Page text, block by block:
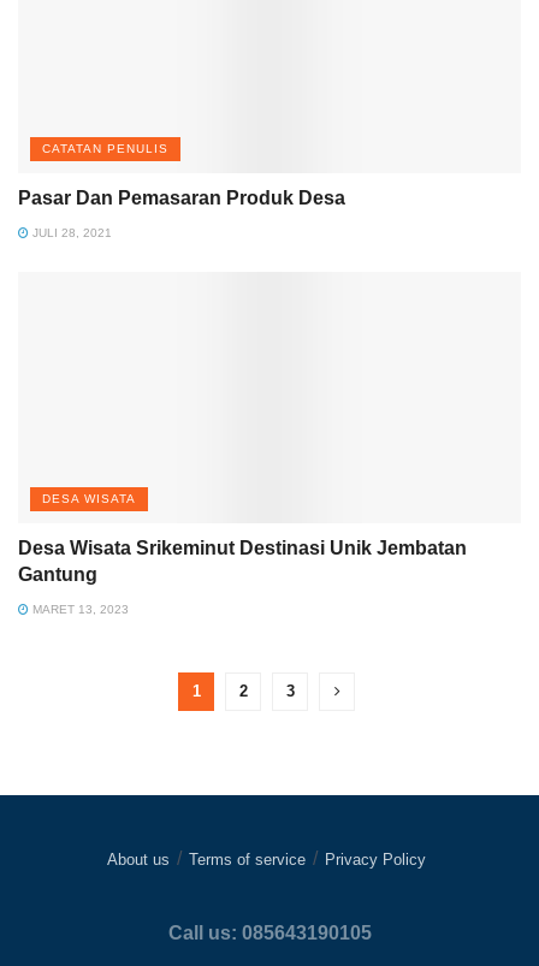
CATATAN PENULIS
Pasar Dan Pemasaran Produk Desa
JULI 28, 2021
DESA WISATA
Desa Wisata Srikeminut Destinasi Unik Jembatan
Gantung
MARET 13, 2023
1 2 3
About us Terms of service Privacy Policy
Call us: 085643190105